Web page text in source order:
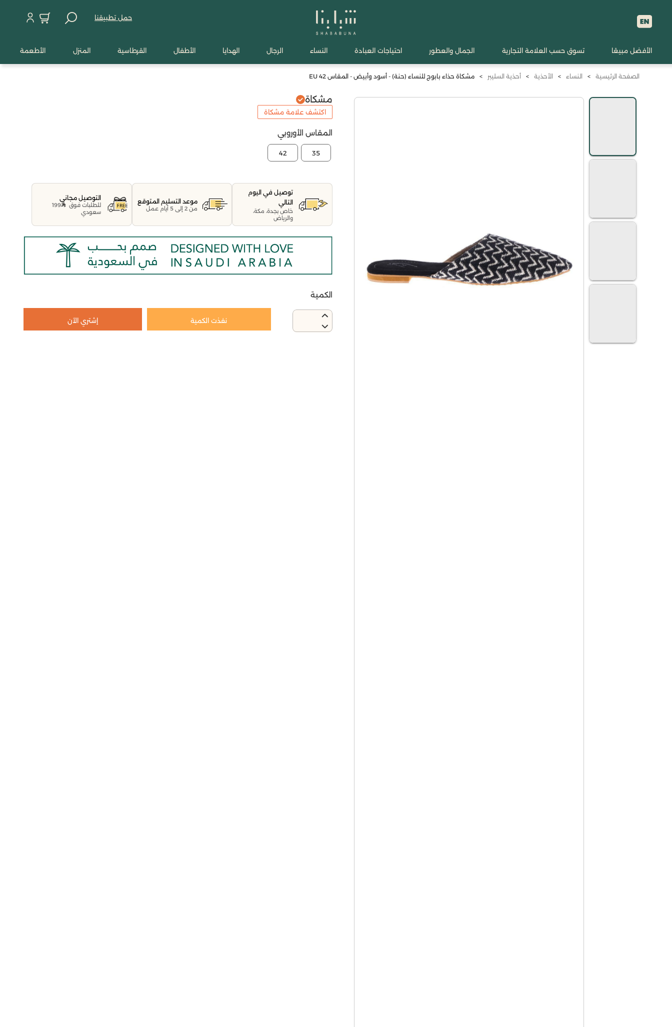
حمل تطبيقنا
الأفضل مبيعًا تسوق حسب العلامة التجارية الجمال والعطور احتياجات العبادة النساء الرجال الهدايا الأطفال القرطاسية المنزل الأطعمة
الصفحة الرئيسية > النساء > الأحذية > أحذية السليبر > مشكاة حذاء بابوج للنساء (حنة) - أسود وأبيض - المقاس 42 EU
مشكاة
اكتشف علامة مشكاة
المقاس الأوروبي
35
42
توصيل في اليوم
التالي
خاص بجدة، مكة،
والرياض
موعد التسليم المتوقع
من 2 إلى 5 أيام عمل
التوصيل مجاني
للطلبات فوق
199
سعودي
الكمية
نفذت الكمية إشتري الآن